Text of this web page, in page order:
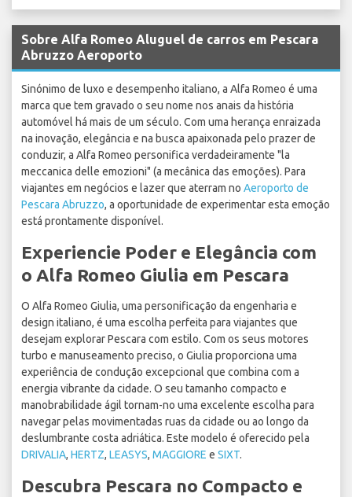
Sobre Alfa Romeo Aluguel de carros em Pescara
Abruzzo Aeroporto
Sinónimo de luxo e desempenho italiano, a Alfa Romeo é uma
marca que tem gravado o seu nome nos anais da história
automóvel há mais de um século. Com uma herança enraizada
na inovação, elegância e na busca apaixonada pelo prazer de
conduzir, a Alfa Romeo personifica verdadeiramente "la
meccanica delle emozioni" (a mecânica das emoções). Para
viajantes em negócios e lazer que aterram no Aeroporto de
Pescara Abruzzo, a oportunidade de experimentar esta emoção
está prontamente disponível.
Experiencie Poder e Elegância com
o Alfa Romeo Giulia em Pescara
O Alfa Romeo Giulia, uma personificação da engenharia e
design italiano, é uma escolha perfeita para viajantes que
desejam explorar Pescara com estilo. Com os seus motores
turbo e manuseamento preciso, o Giulia proporciona uma
experiência de condução excepcional que combina com a
energia vibrante da cidade. O seu tamanho compacto e
manobrabilidade ágil tornam-no uma excelente escolha para
navegar pelas movimentadas ruas da cidade ou ao longo da
deslumbrante costa adriática. Este modelo é oferecido pela
DRIVALIA, HERTZ, LEASYS, MAGGIORE e SIXT.
Descubra Pescara no Compacto e